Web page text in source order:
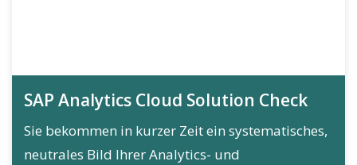
SAP Analytics Cloud Solution Check
Sie bekommen in kurzer Zeit ein systematisches,
neutrales Bild Ihrer Analytics- und